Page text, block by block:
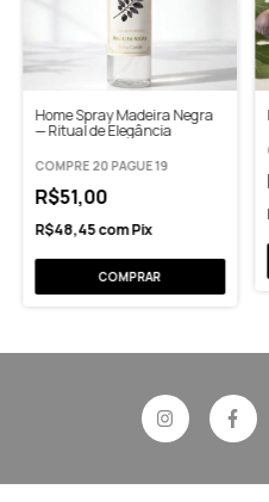
Home Spray Madeira Negra
— Ritual de Elegância
COMPRE 20 PAGUE 19
R$51,00
R$48,45comPix